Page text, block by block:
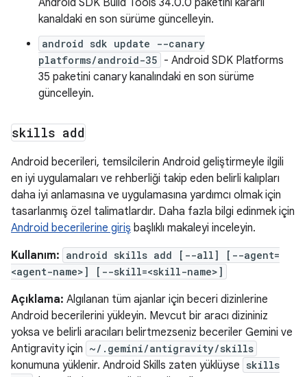
Android SDK Build Tools 34.0.0 paketini kararlı
kanaldaki en son sürüme güncelleyin.
android sdk update --canary
platforms/android-35 - Android SDK Platforms
35 paketini canary kanalındaki en son sürüme
güncelleyin.
skills add
Android becerileri, temsilcilerin Android geliştirmeyle ilgili
en iyi uygulamaları ve rehberliği takip eden belirli kalıpları
daha iyi anlamasına ve uygulamasına yardımcı olmak için
tasarlanmış özel talimatlardır. Daha fazla bilgi edinmek için
Android becerilerine giriş başlıklı makaleyi inceleyin.
Kullanım: android skills add [--all] [--agent=
<agent-name>] [--skill=<skill-name>]
Açıklama: Algılanan tüm ajanlar için beceri dizinlerine
Android becerilerini yükleyin. Mevcut bir aracı dizininiz
yoksa ve belirli aracıları belirtmezseniz beceriler Gemini ve
Antigravity için ~/.gemini/antigravity/skills
konumuna yüklenir. Android Skills zaten yüklüyse skills